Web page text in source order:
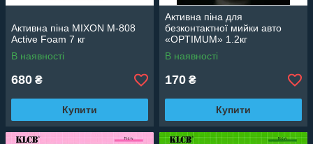
Активна піна MIXON M-808
Active Foam 7 кг
В наявності
680 ₴
Купити
Активна піна для
безконтактної мийки авто
«OPTIMUM» 1.2кг
В наявності
170 ₴
Купити